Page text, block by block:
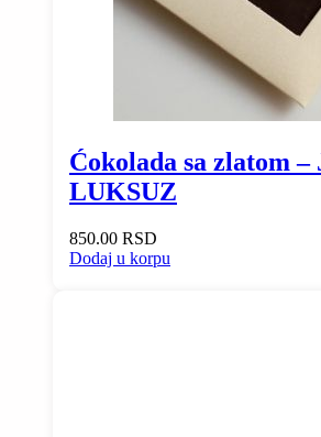
Ćokolada sa zlatom
LUKSUZ
850.00 RSD
Dodaj u korpu